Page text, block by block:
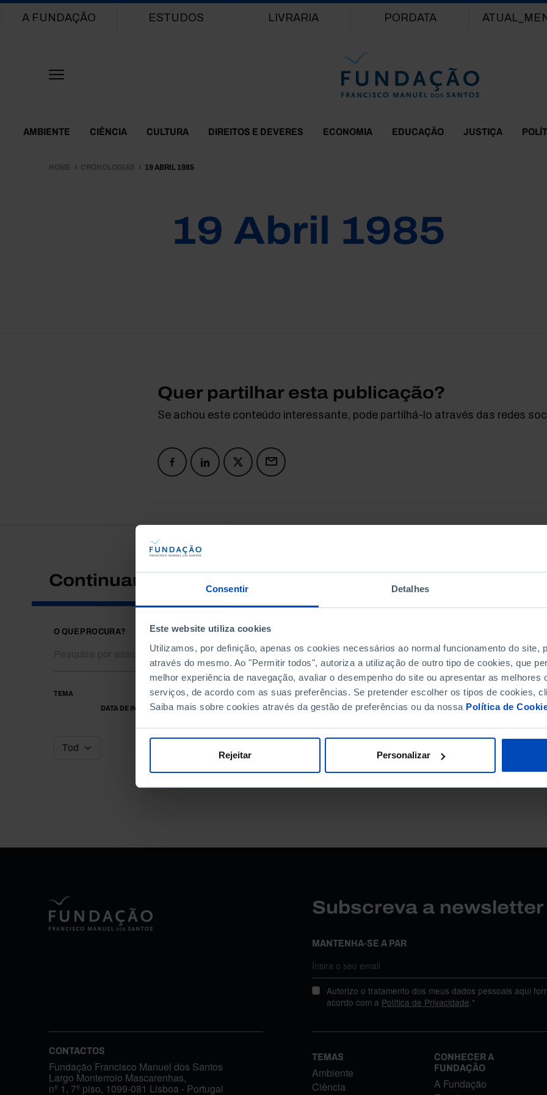
Consentir Detalhes
Este website utiliza cookies
Utilizamos, por definição, apenas os cookies necessários ao normal funcionamento do site,
através do mesmo. Ao "Permitir todos", autoriza a utilização de outro tipo de cookies, que
melhor experiência de navegação, avaliar o desempenho do site ou apresentar as melhores
serviços, de acordo com as suas preferências. Se pretender escolher os tipos de cookies,
Saiba mais sobre cookies através da gestão de preferências ou da nossa Política de
Rejeitar Personalizar
Main navigation
A FUNDAÇÃO ESTUDOS LIVRARIA PORDATA
Themes Menu
AMBIENTE CIÊNCIA CULTURA DIREITOS E DEVERES ECONOMIA EDUCAÇÃO JUSTIÇA
HOME CRONOLOGIAS 19 ABRIL 1985
19 Abril 1985
Quer partilhar esta publicação?
Se achou este conteúdo interessante, pode partilhá-lo através das redes
Continuar a pesquisar
O QUE PROCURA?
TEMA
DATA DE INÍCIO
DATA DE FIM
Subscreva a
MANTENHA-SE A PAR
Autorizo o tratamento dos meus dados pessoais aqui
acordo com a Política de Privacidade.*
CONTACTOS
Fundação Francisco Manuel dos Santos
Largo Monterroio Mascarenhas,
nº 1, 7º piso, 1099-081 Lisboa - Portugal
TEMAS
Ambiente
Ciência
CONHECER A
FUNDAÇÃO
A Fundação